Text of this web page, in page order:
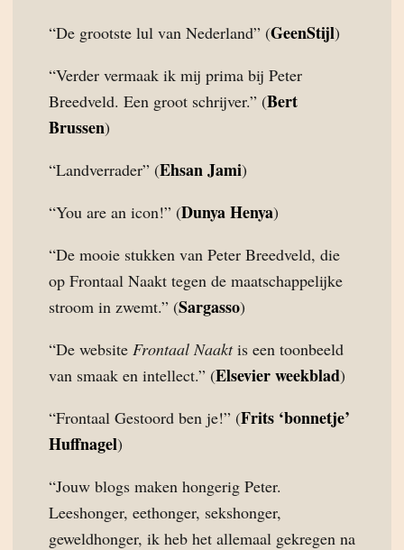
“De grootste lul van Nederland” (GeenStijl)
“Verder vermaak ik mij prima bij Peter
Breedveld. Een groot schrijver.” (Bert
Brussen)
“Landverrader” (Ehsan Jami)
“You are an icon!” (Dunya Henya)
“De mooie stukken van Peter Breedveld, die
op Frontaal Naakt tegen de maatschappelijke
stroom in zwemt.” (Sargasso)
“De website Frontaal Naaktis een toonbeeld
van smaak en intellect.” (Elsevier weekblad)
“Frontaal Gestoord ben je!” (Frits ‘bonnetje’
Huffnagel)
“Jouw blogs maken hongerig Peter.
Leeshonger, eethonger, sekshonger,
geweldhonger, ik heb het allemaal gekregen na